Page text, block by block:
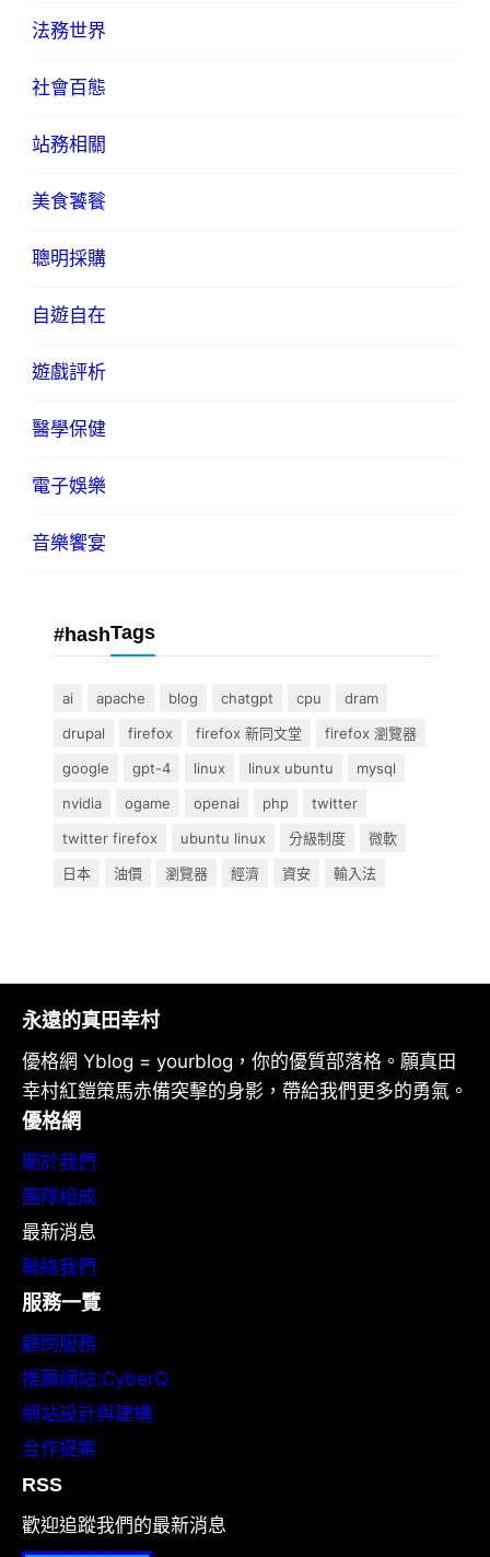
法務世界
社會百態
站務相關
美食饕餮
聰明採購
自遊自在
遊戲評析
醫學保健
電子娛樂
音樂饗宴
#hashTags
ai apache blog chatgpt cpu
dram
drupal
firefox firefox 新同文堂
firefox 瀏覽器
google
gpt-4 linux linux ubuntu
mysql
nvidia
ogame openai php
twitter
twitter firefox
ubuntu linux 分級制度
微軟
日本
油價 瀏覽器 經濟 資安 輸入法
永遠的真田幸村
優格網 Yblog = yourblog，你的優質部落格。願真田
幸村紅鎧策馬赤備突擊的身影，帶給我們更多的勇氣。
優格網
關於我們
團隊組成
最新消息
聯絡我們
服務一覽
顧問服務
推薦網站:CyberQ
網站設計與建構
合作提案
RSS
歡迎追蹤我們的最新消息